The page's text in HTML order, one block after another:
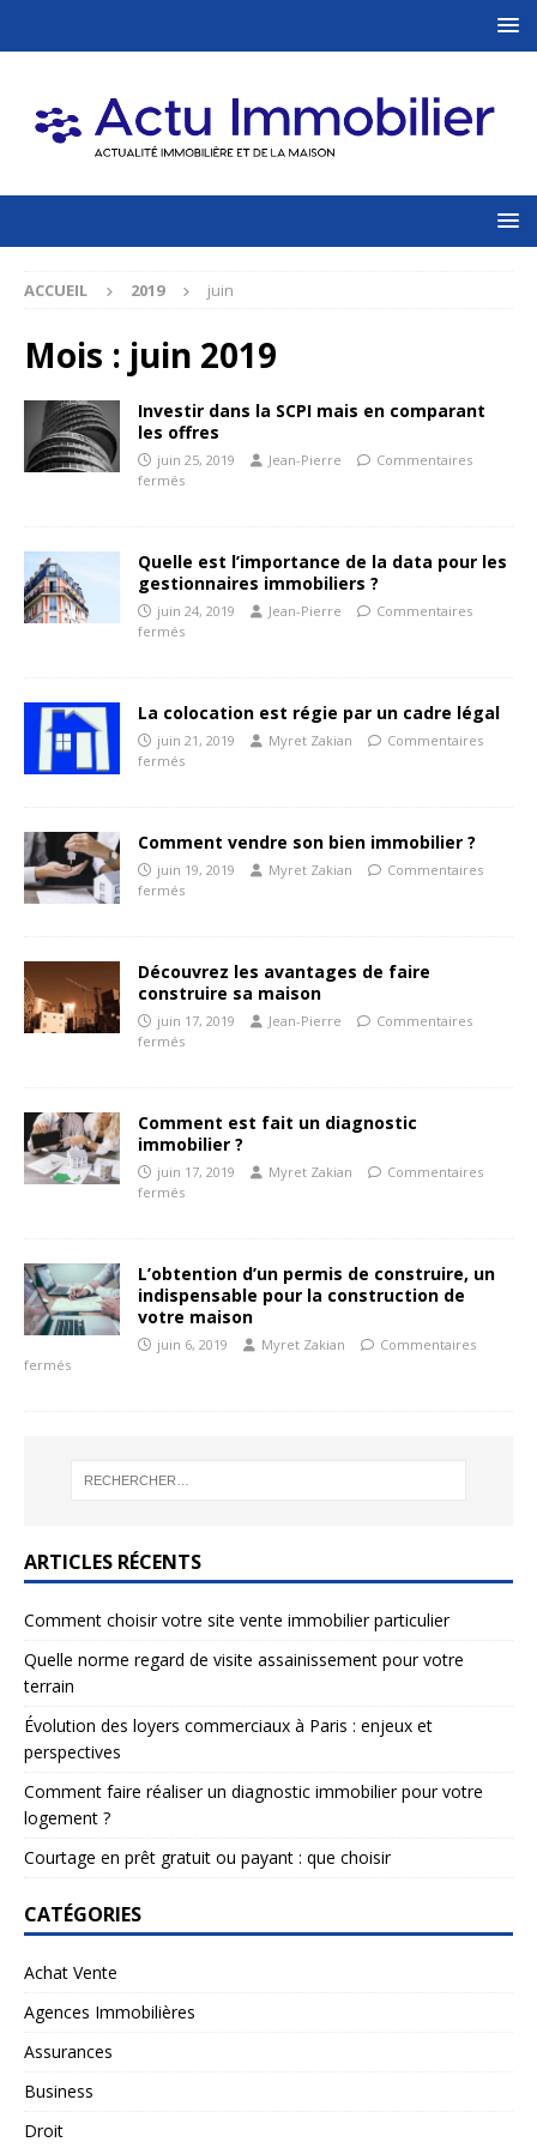
ACCUEIL 2019 juin
Mois : juin 2019
Investir dans la SCPI mais en comparant
les offres
juin 25, 2019 Jean-Pierre
Commentaires
fermés
Quelle est l’importance de la data pour les
gestionnaires immobiliers ?
juin 24, 2019 Jean-Pierre
Commentaires
fermés
La colocation est régie par un cadre légal
juin 21, 2019 Myret Zakian
Commentaires
fermés
Comment vendre son bien immobilier ?
juin 19, 2019 Myret Zakian
Commentaires
fermés
Découvrez les avantages de faire
construire sa maison
juin 17, 2019 Jean-Pierre
Commentaires
fermés
Comment est fait un diagnostic
immobilier ?
juin 17, 2019 Myret Zakian
Commentaires
fermés
L’obtention d’un permis de construire, un
indispensable pour la construction de
votre maison
juin 6, 2019 Myret Zakian
Commentaires
fermés
ARTICLES RÉCENTS
Comment choisir votre site vente immobilier particulier
Quelle norme regard de visite assainissement pour votre
terrain
Évolution des loyers commerciaux à Paris : enjeux et
perspectives
Comment faire réaliser un diagnostic immobilier pour votre
logement ?
Courtage en prêt gratuit ou payant : que choisir
CATÉGORIES
Achat Vente
Agences Immobilières
Assurances
Business
Droit